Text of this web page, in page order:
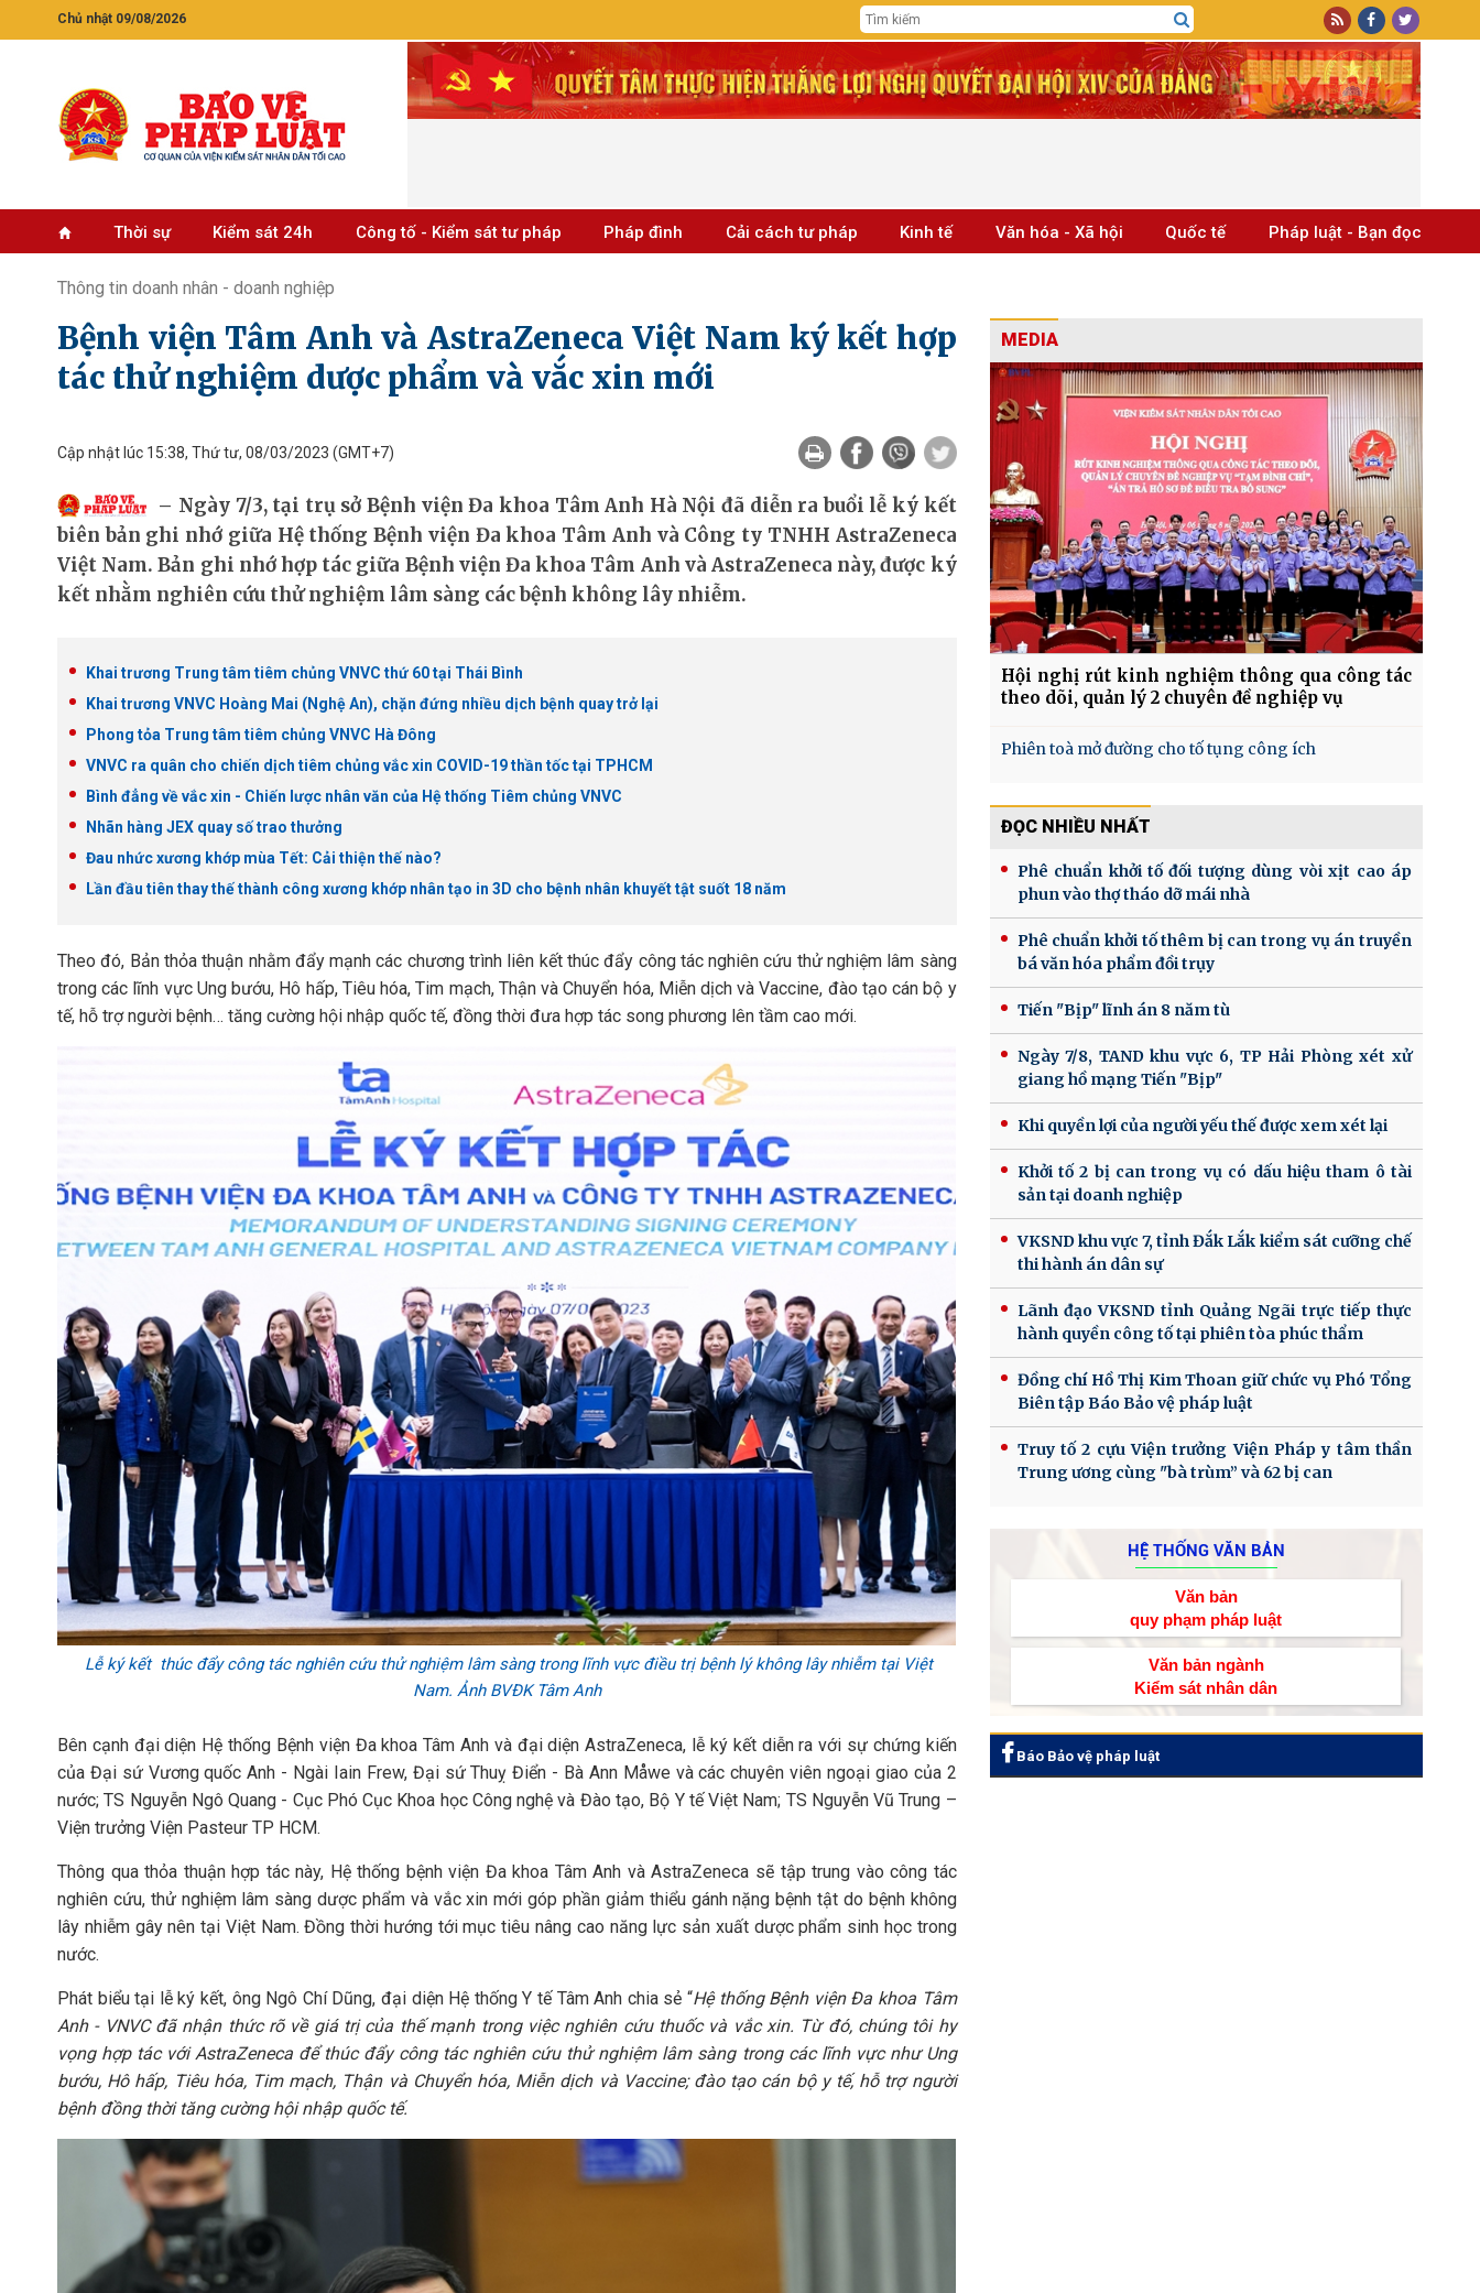
Chủ nhật 09/08/2026
Thời sự Kiểm sát 24h Công tố - Kiểm sát tư pháp Pháp đình Cải cách tư pháp Kinh tế Văn hóa - Xã hội Quốc tế Pháp luật - Bạn đọc
Thông tin doanh nhân - doanh nghiệp
Bệnh viện Tâm Anh và AstraZeneca Việt Nam ký kết hợp
tác thử nghiệm dược phẩm và vắc xin mới
Cập nhật lúc 15:38, Thứ tư, 08/03/2023 (GMT+7)
Ngày 7/3, tại trụ sở Bệnh viện Đa khoa Tâm Anh Hà Nội đã diễn ra buổi lễ ký kết
biên bản ghi nhớ giữa Hệ thống Bệnh viện Đa khoa Tâm Anh và Công ty TNHH AstraZeneca
Việt Nam. Bản ghi nhớ hợp tác giữa Bệnh viện Đa khoa Tâm Anh và AstraZeneca này, được ký
kết nhằm nghiên cứu thử nghiệm lâm sàng các bệnh không lây nhiễm.
Khai trương Trung tâm tiêm chủng VNVC thứ 60 tại Thái Bình
Khai trương VNVC Hoàng Mai (Nghệ An), chặn đứng nhiều dịch bệnh quay trở lại
Phong tỏa Trung tâm tiêm chủng VNVC Hà Đông
VNVC ra quân cho chiến dịch tiêm chủng vắc xin COVID-19 thần tốc tại TPHCM
Bình đẳng về vắc xin - Chiến lược nhân văn của Hệ thống Tiêm chủng VNVC
Nhãn hàng JEX quay số trao thưởng
Đau nhức xương khớp mùa Tết: Cải thiện thế nào?
Lần đầu tiên thay thế thành công xương khớp nhân tạo in 3D cho bệnh nhân khuyết tật suốt 18 năm
Theo đó, Bản thỏa thuận nhằm đẩy mạnh các chương trình liên kết thúc đẩy công tác nghiên cứu thử nghiệm lâm sàng
trong các lĩnh vực Ung bướu, Hô hấp, Tiêu hóa, Tim mạch, Thận và Chuyển hóa, Miễn dịch và Vaccine, đào tạo cán bộ y
tế, hỗ trợ người bệnh… tăng cường hội nhập quốc tế, đồng thời đưa hợp tác song phương lên tầm cao mới.
Lễ ký kết thúc đẩy công tác nghiên cứu thử nghiệm lâm sàng trong lĩnh vực điều trị bệnh lý không lây nhiễm tại Việt
Nam. Ảnh BVĐK Tâm Anh
Bên cạnh đại diện Hệ thống Bệnh viện Đa khoa Tâm Anh và đại diện AstraZeneca, lễ ký kết diễn ra với sự chứng kiến
của Đại sứ Vương quốc Anh - Ngài Iain Frew, Đại sứ Thuỵ Điển - Bà Ann Måwe và các chuyên viên ngoại giao của 2
nước; TS Nguyễn Ngô Quang - Cục Phó Cục Khoa học Công nghệ và Đào tạo, Bộ Y tế Việt Nam; TS Nguyễn Vũ Trung –
Viện trưởng Viện Pasteur TP HCM.
Thông qua thỏa thuận hợp tác này, Hệ thống bệnh viện Đa khoa Tâm Anh và AstraZeneca sẽ tập trung vào công tác
nghiên cứu, thử nghiệm lâm sàng dược phẩm và vắc xin mới góp phần giảm thiểu gánh nặng bệnh tật do bệnh không
lây nhiễm gây nên tại Việt Nam. Đồng thời hướng tới mục tiêu nâng cao năng lực sản xuất dược phẩm sinh học trong
nước.
Phát biểu tại lễ ký kết, ông Ngô Chí Dũng, đại diện Hệ thống Y tế Tâm Anh chia sẻ “Hệ thống Bệnh viện Đa khoa Tâm
Anh - VNVC đã nhận thức rõ về giá trị của thế mạnh trong việc nghiên cứu thuốc và vắc xin. Từ đó, chúng tôi hy
vọng hợp tác với AstraZeneca để thúc đẩy công tác nghiên cứu thử nghiệm lâm sàng trong các lĩnh vực như Ung
bướu, Hô hấp, Tiêu hóa, Tim mạch, Thận và Chuyển hóa, Miễn dịch và Vaccine; đào tạo cán bộ y tế, hỗ trợ người
bệnh đồng thời tăng cường hội nhập quốc tế.
MEDIA
Hội nghị rút kinh nghiệm thông qua công tác
theo dõi, quản lý 2 chuyên đề nghiệp vụ
Phiên toà mở đường cho tố tụng công ích
ĐỌC NHIỀU NHẤT
Phê chuẩn khởi tố đối tượng dùng vòi xịt cao áp
phun vào thợ tháo dỡ mái nhà
Phê chuẩn khởi tố thêm bị can trong vụ án truyền
bá văn hóa phẩm đồi trụy
Tiến "Bịp" lĩnh án 8 năm tù
Ngày 7/8, TAND khu vực 6, TP Hải Phòng xét xử
giang hồ mạng Tiến "Bịp"
Khi quyền lợi của người yếu thế được xem xét lại
Khởi tố 2 bị can trong vụ có dấu hiệu tham ô tài
sản tại doanh nghiệp
VKSND khu vực 7, tỉnh Đắk Lắk kiểm sát cưỡng chế
thi hành án dân sự
Lãnh đạo VKSND tỉnh Quảng Ngãi trực tiếp thực
hành quyền công tố tại phiên tòa phúc thẩm
Đồng chí Hồ Thị Kim Thoan giữ chức vụ Phó Tổng
Biên tập Báo Bảo vệ pháp luật
Truy tố 2 cựu Viện trưởng Viện Pháp y tâm thần
Trung ương cùng "bà trùm” và 62 bị can
HỆ THỐNG VĂN BẢN
Văn bản
quy phạm pháp luật
Văn bản ngành
Kiểm sát nhân dân
Báo Bảo vệ pháp luật